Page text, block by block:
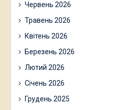
Червень 2026
Травень 2026
Квітень 2026
Березень 2026
Лютий 2026
Січень 2026
Грудень 2025